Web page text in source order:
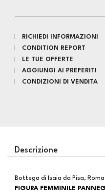
RICHIEDI INFORMAZIONI
CONDITION REPORT
LE TUE OFFERTE
AGGIUNGI AI PREFERITI
CONDIZIONI DI VENDITA
Descrizione
Bottega di Isaia da Pisa,
FIGURA FEMMINILE